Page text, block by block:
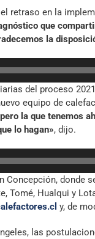
retraso en la
que
la
del proceso
equipo de
la que tenemos
lo hagan», dijo.
Concepción, donde
Tomé, Hualqui y
y, de
las